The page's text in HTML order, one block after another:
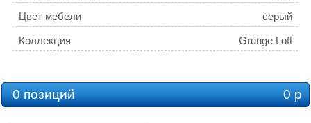
Цвет мебели серый
Коллекция Grunge Loft
0 позиций 0 р